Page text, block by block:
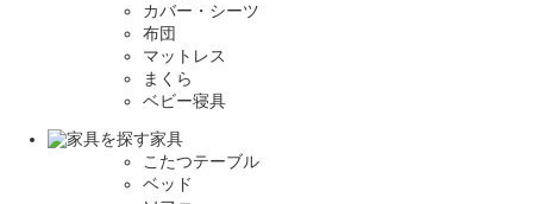
カバー・シーツ
布団
マットレス
まくら
ベビー寝具
家具
こたつテーブル
ベッド